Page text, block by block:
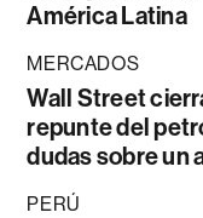
América Latina
MERCADOS
Wall Street
repunte del
dudas sobre un
PERÚ